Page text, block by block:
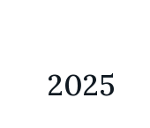
2025